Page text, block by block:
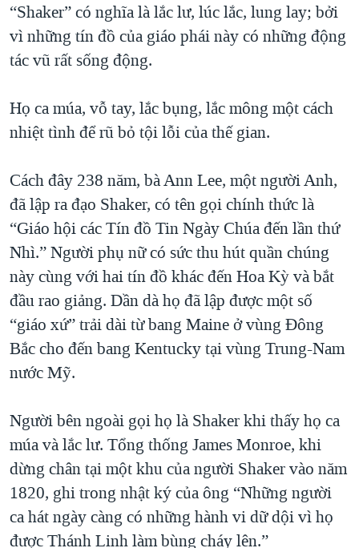
“Shaker” có nghĩa là lắc lư, lúc lắc, lung lay; bởi
vì những tín đồ của giáo phái này có những động
tác vũ rất sống động.
Họ ca múa, vỗ tay, lắc bụng, lắc mông một cách
nhiệt tình để rũ bỏ tội lỗi của thế gian.
Cách đây 238 năm, bà Ann Lee, một người Anh,
đã lập ra đạo Shaker, có tên gọi chính thức là
“Giáo hội các Tín đồ Tin Ngày Chúa đến lần thứ
Nhì.” Người phụ nữ có sức thu hút quần chúng
này cùng với hai tín đồ khác đến Hoa Kỳ và bắt
đầu rao giảng. Dần dà họ đã lập được một số
“giáo xứ” trải dài từ bang Maine ở vùng Đông
Bắc cho đến bang Kentucky tại vùng Trung-Nam
nước Mỹ.
Người bên ngoài gọi họ là Shaker khi thấy họ ca
múa và lắc lư. Tổng thống James Monroe, khi
dừng chân tại một khu của người Shaker vào năm
1820, ghi trong nhật ký của ông “Những người
ca hát ngày càng có những hành vi dữ dội vì họ
được Thánh Linh làm bùng cháy lên.”